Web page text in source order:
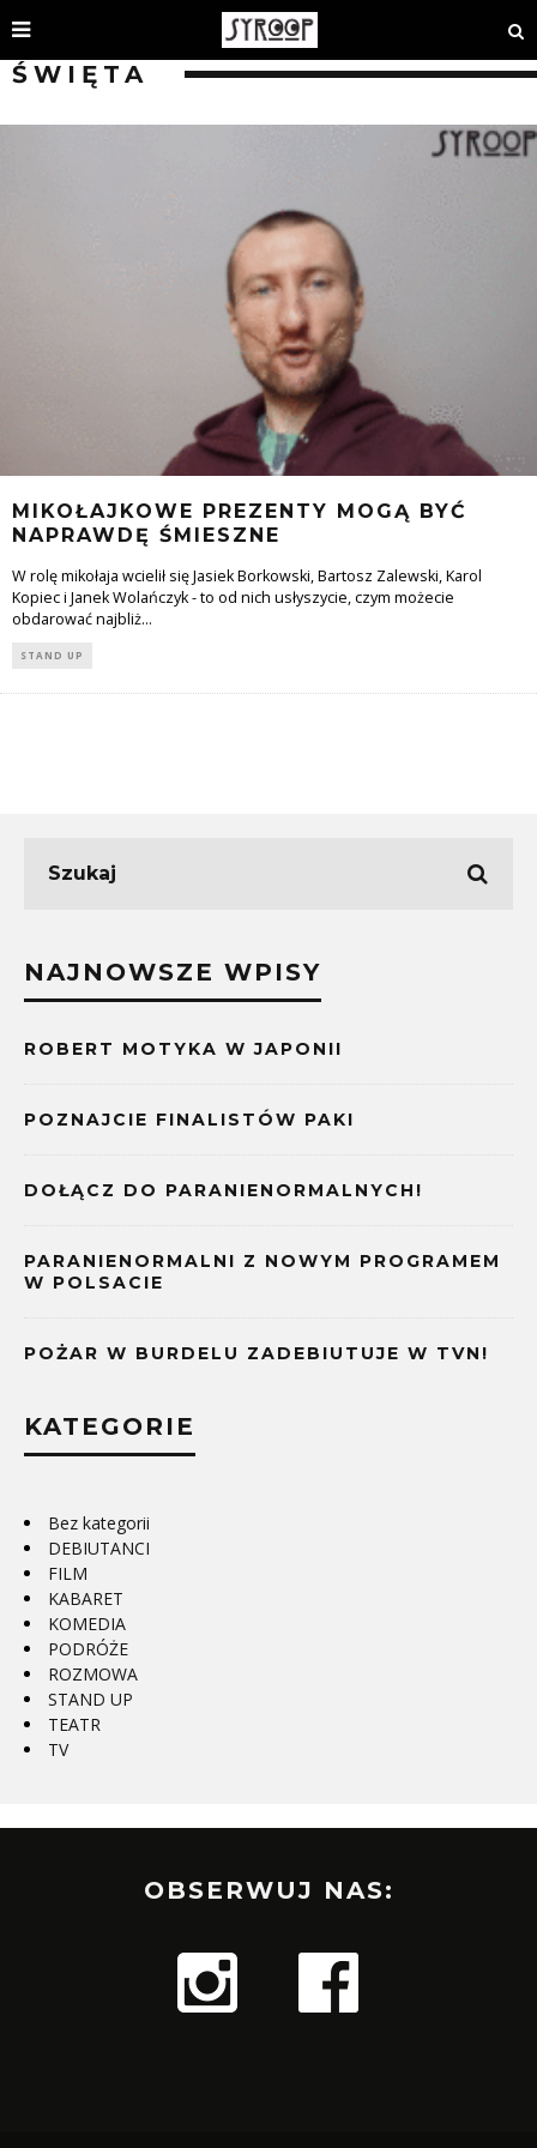
ŚWIĘTA
MIKOŁAJKOWE PREZENTY MOGĄ BYĆ
NAPRAWDĘ ŚMIESZNE
W rolę mikołaja wcielił się Jasiek Borkowski, Bartosz Zalewski, Karol
Kopiec i Janek Wolańczyk - to od nich usłyszycie, czym możecie
obdarować najbliż...
STAND UP
NAJNOWSZE WPISY
ROBERT MOTYKA W JAPONII
POZNAJCIE FINALISTÓW PAKI
DOŁĄCZ DO PARANIENORMALNYCH!
PARANIENORMALNI Z NOWYM PROGRAMEM
W POLSACIE
POŻAR W BURDELU ZADEBIUTUJE W TVN!
KATEGORIE
Bez kategorii
DEBIUTANCI
FILM
KABARET
KOMEDIA
PODRÓŻE
ROZMOWA
STAND UP
TEATR
TV
OBSERWUJ NAS: